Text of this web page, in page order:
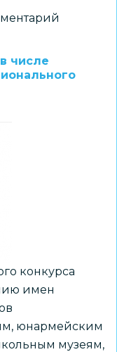
числе
конкурса
имен
юнармейским
музеям,